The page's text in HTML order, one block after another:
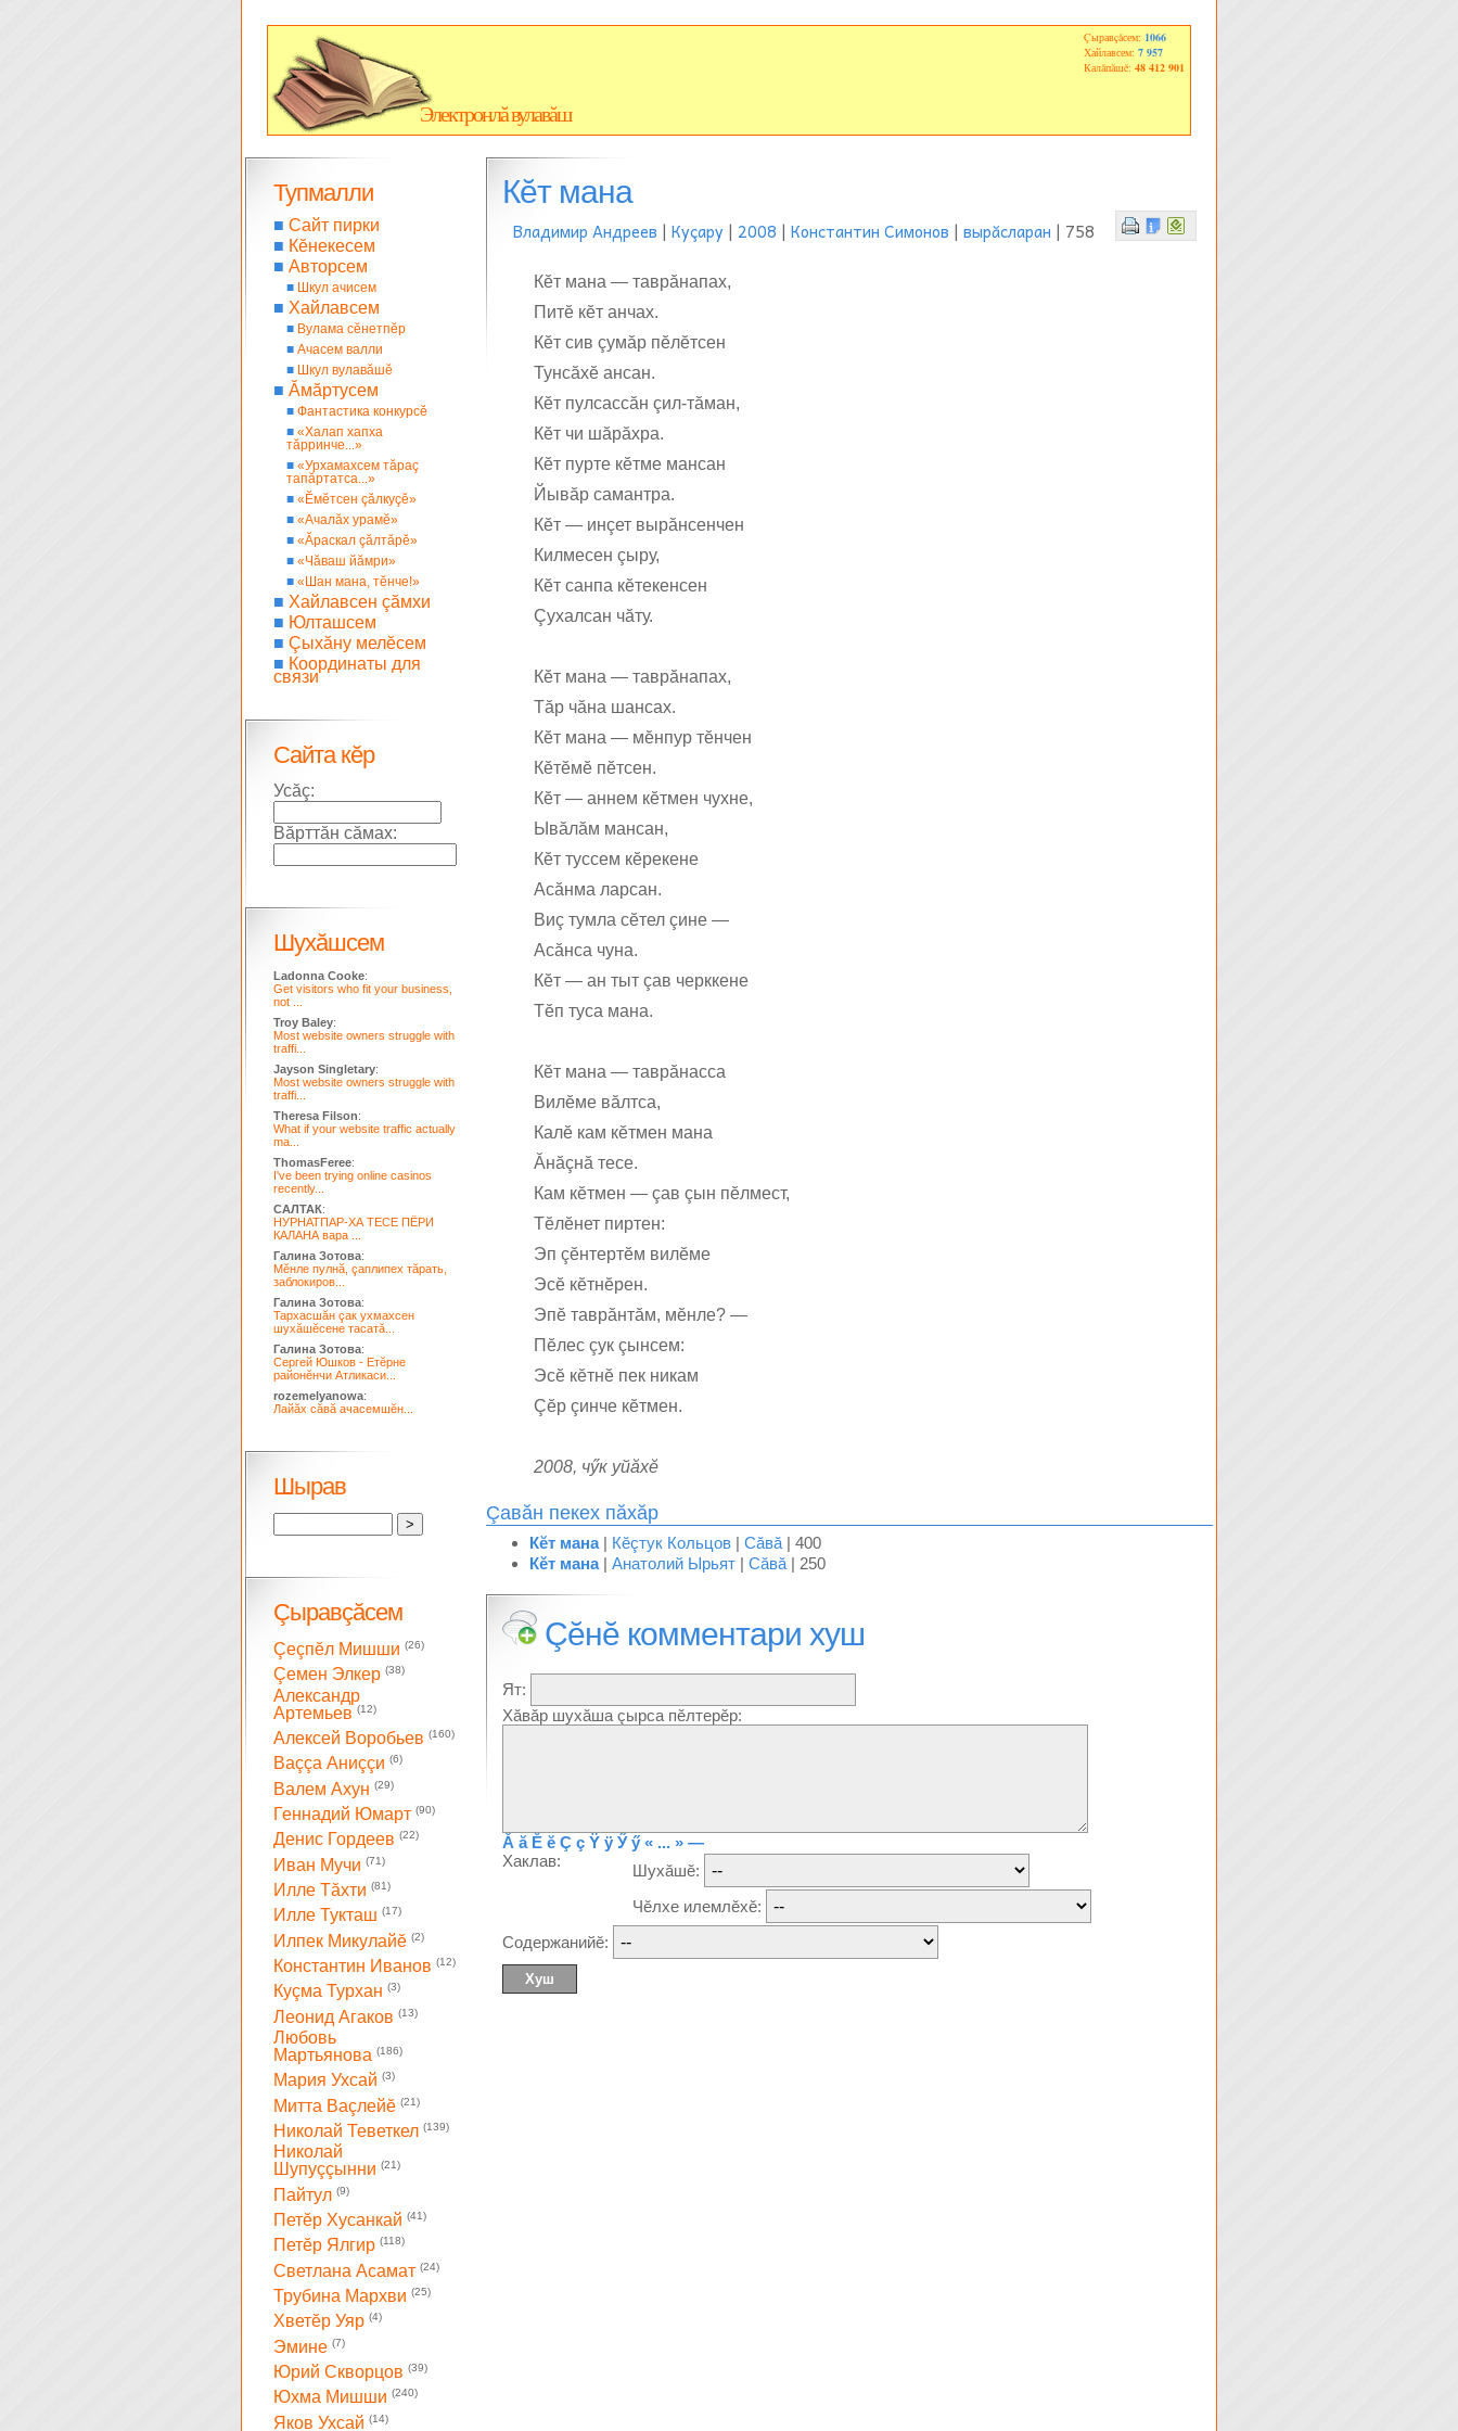
Электронлă вулавăш
Çыравçăсем: 1066
Хайлавсем: 7 957
Калăпăшĕ: 48 412 901
Кĕт мана
Владимир Андреев | Куçару | 2008 | Константин Симонов | вырăсларан | 758
Кĕт мана — таврăнапах,
Питĕ кĕт анчах.
Кĕт сив çумăр пĕлĕтсен
Тунсăхĕ ансан.
Кĕт пулсассăн çил-тăман,
Кĕт чи шăрăхра.
Кĕт пурте кĕтме мансан
Йывăр самантра.
Кĕт — инçет вырăнсенчен
Килмесен çыру,
Кĕт санпа кĕтекенсен
Çухалсан чăту.
Кĕт мана — таврăнапах,
Тăр чăна шансах.
Кĕт мана — мĕнпур тĕнчен
Кĕтĕмĕ пĕтсен.
Кĕт — аннем кĕтмен чухне,
Ывăлăм мансан,
Кĕт туссем кĕрекене
Асăнма ларсан.
Виç тумла сĕтел çине —
Асăнса чуна.
Кĕт — ан тыт çав черккене
Тĕп туса мана.
Кĕт мана — таврăнасса
Вилĕме вăлтса,
Калĕ кам кĕтмен мана
Ăнăçнă тесе.
Кам кĕтмен — çав çын пĕлмест,
Тĕлĕнет пиртен:
Эп çĕнтертĕм вилĕме
Эсĕ кĕтнĕрен.
Эпĕ таврăнтăм, мĕнле? —
Пĕлес çук çынсем:
Эсĕ кĕтнĕ пек никам
Çĕр çинче кĕтмен.
2008, чӳк уйăхĕ
Çавăн пекех пăхăр
Кĕт мана| Кĕçтук Кольцов | Сăвă | 400
Кĕт мана| Анатолий Ырьят | Сăвă | 250
Çĕнĕ комментари хуш
Ят:
Хăвăр шухăша çырса пĕлтерĕр:
Ă ă Ĕ ĕ Ç ç Ÿ ÿ Ӳ ӳ « ... » —
Хаклав:
Шухăшĕ:
Чĕлхе илемлĕхĕ:
Содержанийĕ:
Тупмалли
■ Сайт пирки
■ Кĕнекесем
■ Авторсем
■ Шкул ачисем
■ Хайлавсем
■ Вулама сĕнетпĕр
■ Ачасем валли
■ Шкул вулавăшĕ
■ Ăмăртусем
■ Фантастика конкурсĕ
■ «Халап хапха
тăрринче...»
■ «Урхамахсем тăраç
тапăртатса...»
■ «Ĕмĕтсен çăлкуçĕ»
■ «Ачалăх урамĕ»
■ «Ăраскал çăлтăрĕ»
■ «Чăваш йăмри»
■ «Шан мана, тĕнче!»
■ Хайлавсен çăмхи
■ Юлташсем
■ Çыхăну мелĕсем
■ Координаты для
связи
Сайта кĕр
Усăç:
Вăрттăн сăмах:
Шухăшсем
Ladonna Cooke:
Get visitors who fit your business,
not ...
Troy Baley:
Most website owners struggle with
traffi...
Jayson Singletary:
Most website owners struggle with
traffi...
Theresa Filson:
What if your website traffic actually
ma...
ThomasFeree:
I've been trying online casinos
recently...
САЛТАК:
НУРНАТПАР-ХА ТЕСЕ ПЁРИ
КАЛАНА вара ...
Галина Зотова:
Мĕнле пулнă, çаплипех тăрать,
заблокиров...
Галина Зотова:
Тархасшăн çак ухмахсен
шухăшĕсене тасатă...
Галина Зотова:
Сергей Юшков - Етĕрне
районĕнчи Атликаси...
rozemelyanowa:
Лайăх сăвă ачасемшĕн...
Шырав
Çыравçăсем
Çеçпĕл Мишши (26)
Çемен Элкер (38)
Александр
Артемьев (12)
Алексей Воробьев (160)
Ваççа Аниççи (6)
Валем Ахун (29)
Геннадий Юмарт (90)
Денис Гордеев (22)
Иван Мучи (71)
Илле Тăхти (81)
Илле Тукташ (17)
Илпек Микулайĕ (2)
Константин Иванов (12)
Куçма Турхан (3)
Леонид Агаков (13)
Любовь
Мартьянова (186)
Мария Ухсай (3)
Митта Ваçлейĕ (21)
Николай Теветкел (139)
Николай
Шупуççынни (21)
Пайтул (9)
Петĕр Хусанкай (41)
Петĕр Ялгир (118)
Светлана Асамат (24)
Трубина Мархви (25)
Хветĕр Уяр (4)
Эмине (7)
Юрий Скворцов (39)
Юхма Мишши (240)
Яков Ухсай (14)